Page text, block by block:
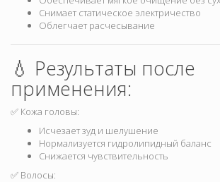
Снимает статическое электричество
Облегчает расчесывание
💧 Результаты после
применения:
✅ Кожа головы:
Исчезает зуд и шелушение
Нормализуется гидролипидный баланс
Снижается чувствительность
✅ Волосы: